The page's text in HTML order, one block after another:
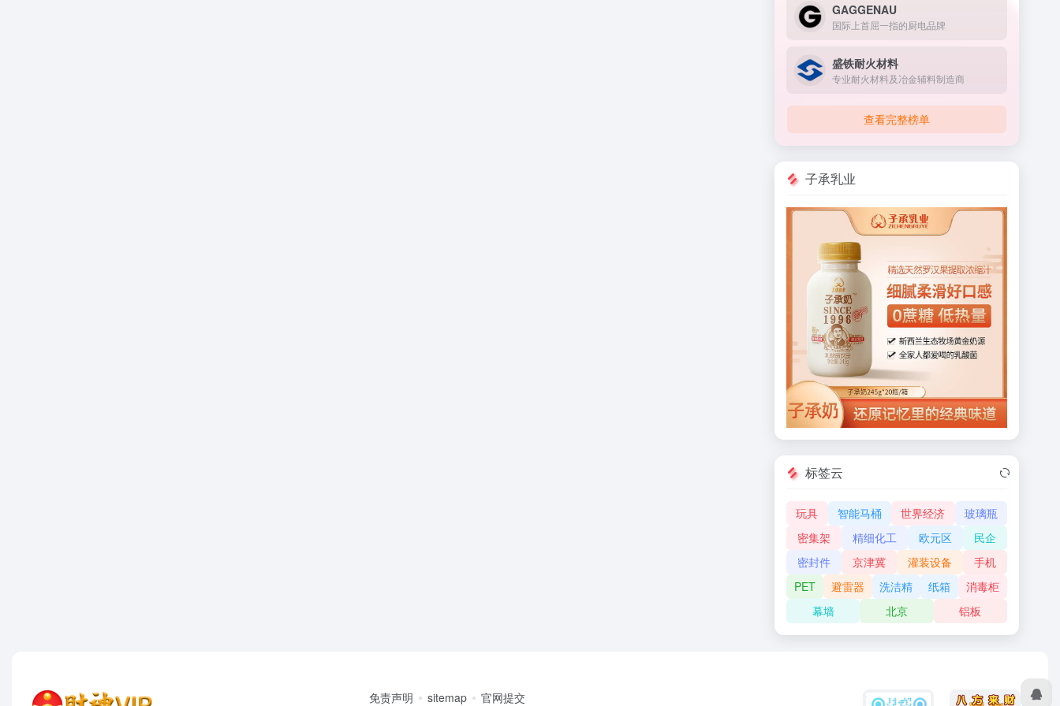
GAGGENAU
国际上首屈一指的厨电品牌
盛铁耐火材料
专业耐火材料及冶金辅料制造商
查看完整榜单
子承乳业
标签云
玩具 智能马桶 世界经济
玻璃瓶
密集架
精细化工 欧元区
民企
密封件
京津冀 灌装设备
手机
PET
避雷器 洗洁精 纸箱
消毒柜
幕墙
北京 铝板
免责声明 sitemap 官网提交